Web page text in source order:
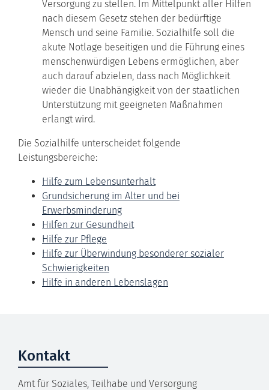
Versorgung zu stellen. Im Mittelpunkt aller Hilfen
nach diesem Gesetz stehen der bedürftige
Mensch und seine Familie. Sozialhilfe soll die
akute Notlage beseitigen und die Führung eines
menschenwürdigen Lebens ermöglichen, aber
auch darauf abzielen, dass nach Möglichkeit
wieder die Unabhängigkeit von der staatlichen
Unterstützung mit geeigneten Maßnahmen
erlangt wird.
Die Sozialhilfe unterscheidet folgende
Leistungsbereiche:
Hilfe zum Lebensunterhalt
Grundsicherung im Alter und bei
Erwerbsminderung
Hilfen zur Gesundheit
Hilfe zur Pflege
Hilfe zur Überwindung besonderer sozialer
Schwierigkeiten
Hilfe in anderen Lebenslagen
Kontakt
Amt für Soziales, Teilhabe und Versorgung